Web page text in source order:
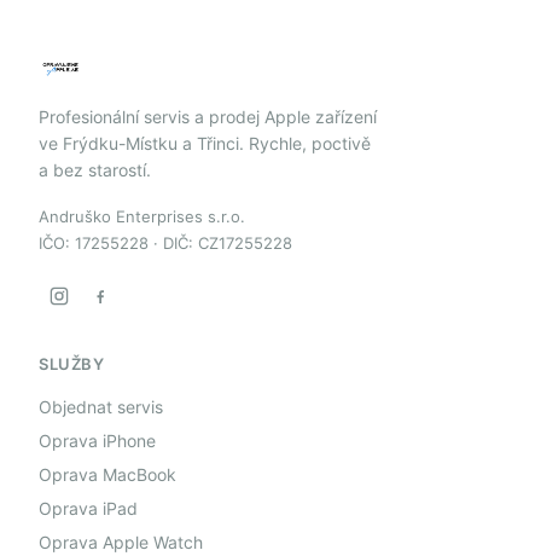
Profesionální servis a prodej Apple zařízení
ve Frýdku-Místku a Třinci. Rychle, poctivě
a bez starostí.
Andruško Enterprises s.r.o.
IČO: 17255228 · DIČ: CZ17255228
SLUŽBY
Objednat servis
Oprava iPhone
Oprava MacBook
Oprava iPad
Oprava Apple Watch